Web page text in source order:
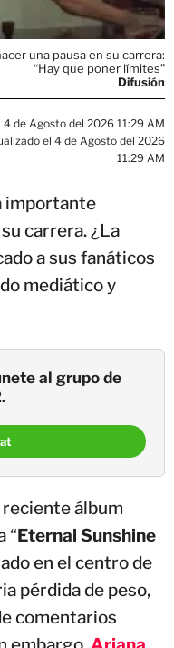
una pausa en su carrera:
“Hay que poner límites”
Difusión
4 de Agosto del 2026 11:29 AM
el 4 de Agosto del 2026
11:29 AM
importante
carrera. ¿La
a sus fanáticos
mediático y
al grupo de
reciente álbum
“Eternal Sunshine
en el centro de
pérdida de peso,
comentarios